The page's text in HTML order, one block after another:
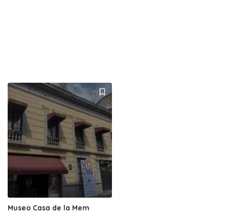
Museo Casa de la Mem